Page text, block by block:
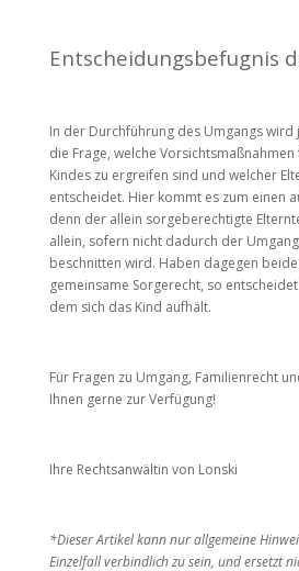
Entscheidungsbefugnis
In der Durchführung des Umgangs
die Frage, welche
Kindes zu ergreifen sind und welcher
entscheidet. Hier kommt es zum einen
denn der allein sorgeberechtigte
allein, sofern nicht dadurch der
beschnitten wird. Haben dagegen
gemeinsame Sorgerecht, so
dem sich das Kind aufhält.
Für Fragen zu Umgang, Familienrecht
Ihnen gerne zur Verfügung!
Ihre Rechtsanwältin von Lonski
*Dieser Artikel kann nur allgemeine
Einzelfall verbindlich zu sein, und ersetzt